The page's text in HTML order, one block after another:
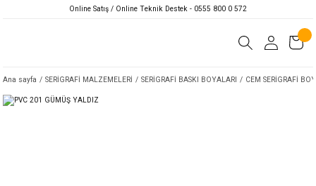
Online Satış / Online Teknik Destek - 0555 800 0 572
Ana sayfa SERİGRAFİ MALZEMELERİ SERİGRAFİ BASKI BOYALARI CEM SERİGRAFİ